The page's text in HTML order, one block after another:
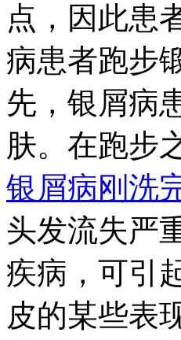
点，因此患
病患者跑步
先，银屑病
肤。在跑步
银屑病刚洗
头发流失严
疾病，可引
皮的某些表